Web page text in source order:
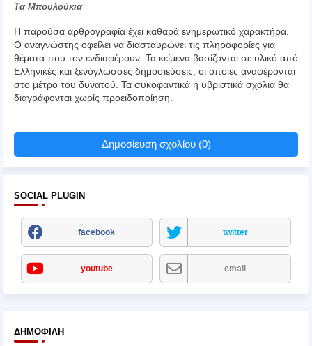
Τα Μπουλούκια
Η παρούσα αρθρογραφία έχει καθαρά ενημερωτικό χαρακτήρα.
Ο αναγνώστης οφείλει να διασταυρώνει τις πληροφορίες για
θέματα που τον ενδιαφέρουν. Τα κείμενα βασίζονται σε υλικό από
Ελληνικές και ξενόγλωσσες δημοσιεύσεις, οι οποίες αναφέρονται
στο μέτρο του δυνατού. Τα συκοφαντικά ή υβριστικά σχόλια θα
διαγράφονται χωρίς προειδοποίηση.
Δημοσίευση σχολίου (0)
SOCIAL PLUGIN
facebook twitter
youtube email
ΔΗΜΟΦΙΛΉ